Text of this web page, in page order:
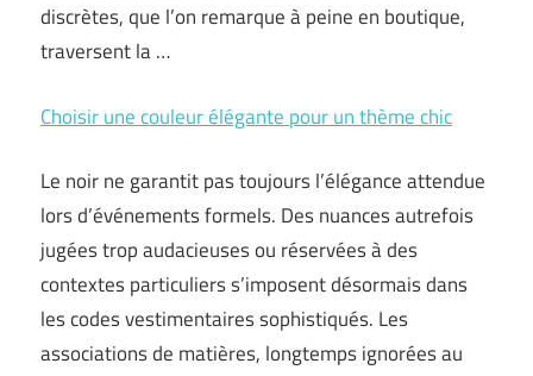
discrètes, que l’on remarque à peine en boutique,
traversent la …
Choisir une couleur élégante pour un thème chic
Le noir ne garantit pas toujours l’élégance attendue
lors d’événements formels. Des nuances autrefois
jugées trop audacieuses ou réservées à des
contextes particuliers s’imposent désormais dans
les codes vestimentaires sophistiqués. Les
associations de matières, longtemps ignorées au